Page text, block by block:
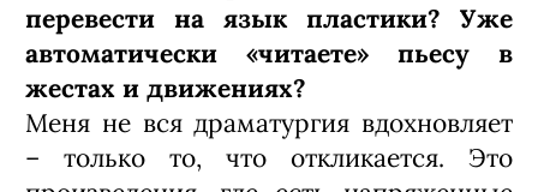
Насколько сложно ставить спектакли
с людьми, которые не являются
профессиональными
танцовщиками?
Я сознательно иду на то, чтобы не